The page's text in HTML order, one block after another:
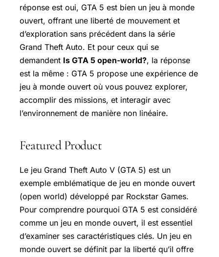
réponse est oui, GTA 5 est bien un jeu à monde
ouvert, offrant une liberté de mouvement et
d’exploration sans précédent dans la série
Grand Theft Auto. Et pour ceux qui se
demandent Is GTA 5 open-world?, la réponse
est la même : GTA 5 propose une expérience de
jeu à monde ouvert où vous pouvez explorer,
accomplir des missions, et interagir avec
l’environnement de manière non linéaire.
Featured Product
Le jeu Grand Theft Auto V (GTA 5) est un
exemple emblématique de jeu en monde ouvert
(open world) développé par Rockstar Games.
Pour comprendre pourquoi GTA 5 est considéré
comme un jeu en monde ouvert, il est essentiel
d’examiner ses caractéristiques clés. Un jeu en
monde ouvert se définit par la liberté qu’il offre